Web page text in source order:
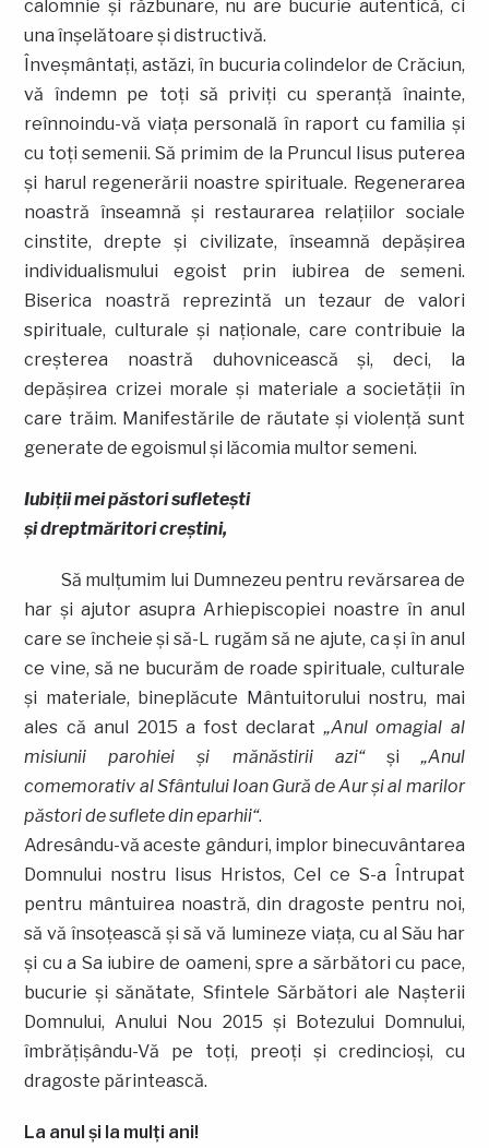
calomnie şi răzbunare, nu are bucurie autentică, ci
una înşelătoare şi distructivă.
Înveşmântaţi, astăzi, în bucuria colindelor de Crăciun,
vă îndemn pe toţi să priviţi cu speranţă înainte,
reînnoindu-vă viaţa personală în raport cu familia şi
cu toţi semenii. Să primim de la Pruncul Iisus puterea
şi harul regenerării noastre spirituale. Regenerarea
noastră înseamnă şi restaurarea relaţiilor sociale
cinstite, drepte şi civilizate, înseamnă depăşirea
individualismului egoist prin iubirea de semeni.
Biserica noastră reprezintă un tezaur de valori
spirituale, culturale şi naţionale, care contribuie la
creşterea noastră duhovnicească şi, deci, la
depăşirea crizei morale şi materiale a societăţii în
care trăim. Manifestările de răutate şi violenţă sunt
generate de egoismul şi lăcomia multor semeni.
Iubiţii mei păstori sufleteşti
şi dreptmăritori creştini,
Să mulţumim lui Dumnezeu pentru revărsarea de
har şi ajutor asupra Arhiepiscopiei noastre în anul
care se încheie şi să-L rugăm să ne ajute, ca şi în anul
ce vine, să ne bucurăm de roade spirituale, culturale
şi materiale, bineplăcute Mântuitorului nostru, mai
ales că anul 2015 a fost declarat„Anul omagial al
misiunii parohiei şi mănăstirii azi“şi„Anul
comemorativ al Sfântului Ioan Gură de Aur şi al marilor
păstori de suflete din eparhii“.
Adresându-vă aceste gânduri, implor binecuvântarea
Domnului nostru Iisus Hristos, Cel ce S-a Întrupat
pentru mântuirea noastră, din dragoste pentru noi,
să vă însoţească şi să vă lumineze viaţa, cu al Său har
şi cu a Sa iubire de oameni, spre a sărbători cu pace,
bucurie şi sănătate, Sfintele Sărbători ale Naşterii
Domnului, Anului Nou 2015 şi Botezului Domnului,
îmbrăţişându-Vă pe toţi, preoţi şi credincioşi, cu
dragoste părintească.
La anul şi la mulţi ani!